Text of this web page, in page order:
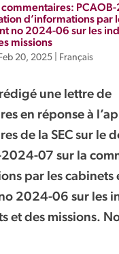
d’informations par
no 2024-06 sur les
missions
20, 2025| Français
rédigé une lettre de
en réponse à
de la SEC sur le
2024-07 sur la
par les cabinets
2024-06 sur les
et des missions.